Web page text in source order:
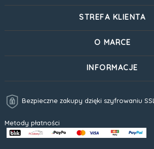
STREFA KLIENTA
O MARCE
INFORMACJE
Bezpieczne zakupy dzięki szyfrowaniu SSL
Metody płatności